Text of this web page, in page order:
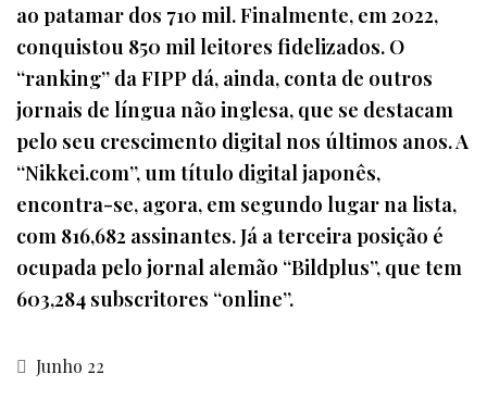
ao patamar dos 710 mil. Finalmente, em 2022,
conquistou 850 mil leitores fidelizados. O
“ranking” da FIPP dá, ainda, conta de outros
jornais de língua não inglesa, que se destacam
pelo seu crescimento digital nos últimos anos. A
“Nikkei.com”, um título digital japonês,
encontra-se, agora, em segundo lugar na lista,
com 816,682 assinantes. Já a terceira posição é
ocupada pelo jornal alemão “Bildplus”, que tem
603,284 subscritores “online”.
Junho 22